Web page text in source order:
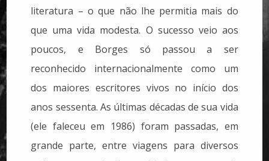
literatura – o que não lhe permitia mais do
que uma vida modesta. O sucesso veio aos
poucos, e Borges só passou a ser
reconhecido internacionalmente como um
dos maiores escritores vivos no início dos
anos sessenta. As últimas décadas de sua vida
(ele faleceu em 1986) foram passadas, em
grande parte, entre viagens para diversos